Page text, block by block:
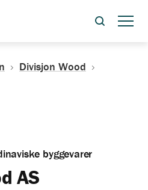
Divisjon Wood
byggevarer
AS